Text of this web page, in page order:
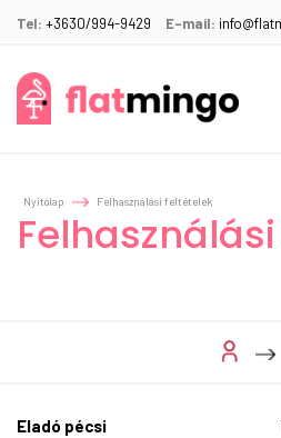
Tel: +3630/994-9429 E-mail:
Nyitólap Felhasználási feltételek
Eladó pécsi